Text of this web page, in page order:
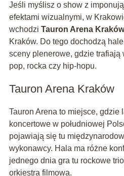
Jeśli myślisz o show z
efektami wizualnymi, w
wchodzi Tauron Arena Kraków
Kraków. Do tego dochodzą
sceny plenerowe, gdzie trafiają
pop, rocka czy hip-hopu.
Tauron Arena Kraków
Tauron Arena to miejsce, gdzie
koncertowe w południowej
pojawiają się tu
wykonawcy. Hala ma różne
jednego dnia gra tu rockowe
orkiestra filmowa.